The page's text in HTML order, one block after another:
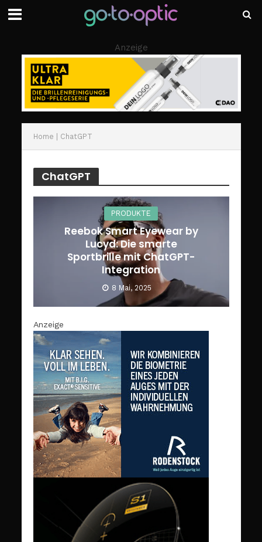
Anzeige
Home | ChatGPT
ChatGPT
PRODUKTE
Reebok Smart Eyewear by
Lucyd: Die smarte
Sportbrille mit ChatGPT-
Integration
8 Mai, 2025
Anzeige